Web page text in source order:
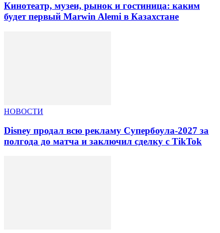
Кинотеатр, музеи, рынок и гостиница: каким
будет первый Marwin Alemi в Казахстане
НОВОСТИ
Disney продал всю рекламу Супербоула-2027 за
полгода до матча и заключил сделку с TikTok